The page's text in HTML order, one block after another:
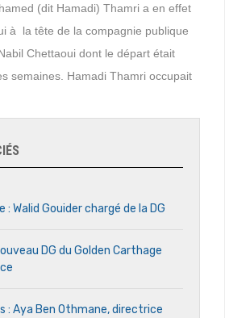
(dit Hamadi) Thamri a en effet
à la tête de la compagnie publique
Chettaoui dont le départ était
semaines. Hamadi Thamri occupait
: Walid Gouider chargé de la DG
DG du Golden Carthage
: Aya Ben Othmane, directrice